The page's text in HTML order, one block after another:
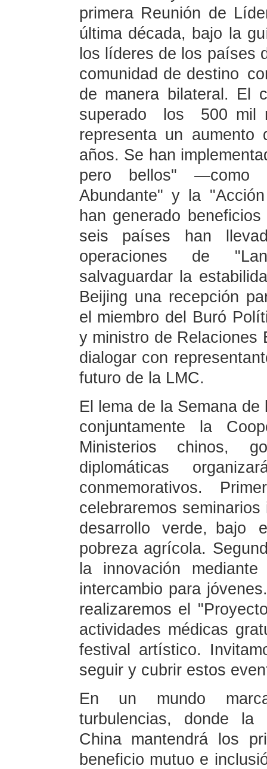
primera Reunión de
última década, bajo la
los líderes de los países
comunidad de destino
de manera bilateral. El
superado los 500
representa un
años. Se han
pero bellos" —como
Abundante" y la
han generado
seis países han
operaciones de
salvaguardar la
Beijing una recepción
el miembro del Buró
y ministro de Relaciones
dialogar con
futuro de la LMC.
El lema de la Semana
conjuntamente la
Ministerios chinos,
diplomáticas
conmemorativos.
celebraremos
desarrollo verde,
pobreza agrícola.
la innovación
intercambio para
realizaremos el
actividades médicas
festival artístico.
seguir y cubrir estos
En un mundo
turbulencias, donde la
China mantendrá los
beneficio mutuo e